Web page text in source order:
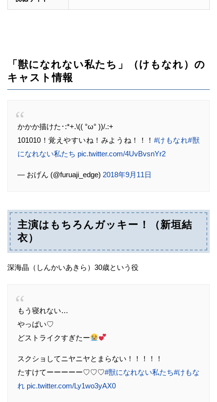
「獣になれない私たち」（けもなれ）の
キャスト情報
かかか描けた･:*+.\(( °ω° ))/.:+
101010！覚えやすいね！みようね！！！ #けもなれ#獣
になれない私たち pic.twitter.com/4UvBvsnYr2
— おげん (@furuaji_edge) 2018年9月11日
主演はもちろんガッキー！（新垣結
衣）
深海晶（しんかいあきら）30歳という役
もう寝れない…
やっばい♡
どストライクすぎたー
スクショしてニヤニヤとまらない！！！！！
たすけてーーーーー♡♡♡#獣になれない私たち#けもな
れ pic.twitter.com/Ly1wo3yAX0